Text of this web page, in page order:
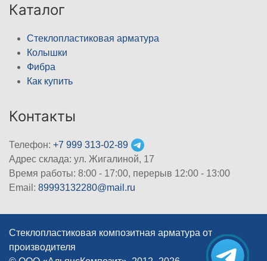
Каталог
Стеклопластиковая арматура
Колышки
Фибра
Как купить
Контакты
Телефон: +7 999 313-02-89
Адрес склада: ул. Жигалиной, 17
Время работы: 8:00 - 17:00, перерыв 12:00 - 13:00
Email: 89993132280@mail.ru
Стеклопластиковая композитная арматура от
производителя